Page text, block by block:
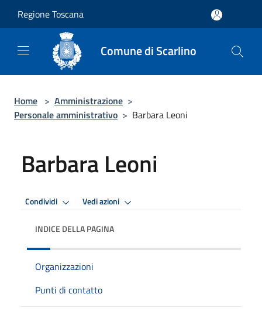
Regione Toscana
Comune di Scarlino
Home > Amministrazione >
Personale amministrativo > Barbara Leoni
Barbara Leoni
Condividi Vedi azioni
INDICE DELLA PAGINA
Organizzazioni
Punti di contatto